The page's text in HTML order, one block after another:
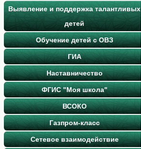
Выявление и поддержка талантливых
детей
Обучение детей с ОВЗ
ГИА
Наставничество
ФГИС "Моя школа"
ВСОКО
Газпром-класс
Сетевое взаимодействие